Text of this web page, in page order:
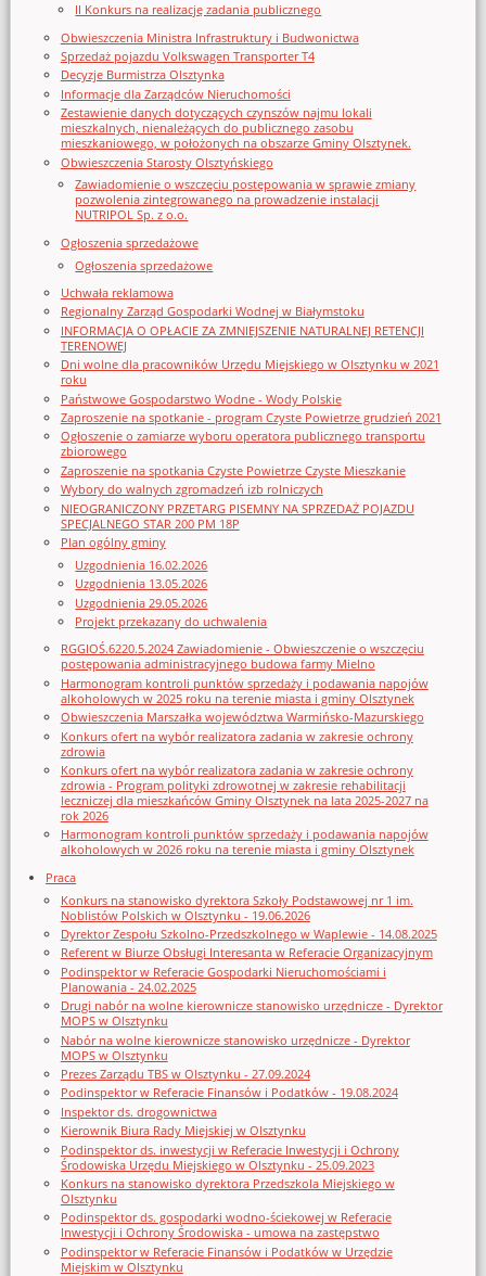
II Konkurs na realizację zadania publicznego
Obwieszczenia Ministra Infrastruktury i Budwonictwa
Sprzedaż pojazdu Volkswagen Transporter T4
Decyzje Burmistrza Olsztynka
Informacje dla Zarządców Nieruchomości
Zestawienie danych dotyczących czynszów najmu lokali
mieszkalnych, nienależących do publicznego zasobu
mieszkaniowego, w położonych na obszarze Gminy Olsztynek.
Obwieszczenia Starosty Olsztyńskiego
Zawiadomienie o wszczęciu postępowania w sprawie zmiany
pozwolenia zintegrowanego na prowadzenie instalacji
NUTRIPOL Sp. z o.o.
Ogłoszenia sprzedażowe
Ogłoszenia sprzedażowe
Uchwała reklamowa
Regionalny Zarząd Gospodarki Wodnej w Białymstoku
INFORMACJA O OPŁACIE ZA ZMNIEJSZENIE NATURALNEJ RETENCJI
TERENOWEJ
Dni wolne dla pracowników Urzędu Miejskiego w Olsztynku w 2021
roku
Państwowe Gospodarstwo Wodne - Wody Polskie
Zaproszenie na spotkanie - program Czyste Powietrze grudzień 2021
Ogłoszenie o zamiarze wyboru operatora publicznego transportu
zbiorowego
Zaproszenie na spotkania Czyste Powietrze Czyste Mieszkanie
Wybory do walnych zgromadzeń izb rolniczych
NIEOGRANICZONY PRZETARG PISEMNY NA SPRZEDAŻ POJAZDU
SPECJALNEGO STAR 200 PM 18P
Plan ogólny gminy
Uzgodnienia 16.02.2026
Uzgodnienia 13.05.2026
Uzgodnienia 29.05.2026
Projekt przekazany do uchwalenia
RGGIOŚ.6220.5.2024 Zawiadomienie - Obwieszczenie o wszczęciu
postępowania administracyjnego budowa farmy Mielno
Harmonogram kontroli punktów sprzedaży i podawania napojów
alkoholowych w 2025 roku na terenie miasta i gminy Olsztynek
Obwieszczenia Marszałka województwa Warmińsko-Mazurskiego
Konkurs ofert na wybór realizatora zadania w zakresie ochrony
zdrowia
Konkurs ofert na wybór realizatora zadania w zakresie ochrony
zdrowia - Program polityki zdrowotnej w zakresie rehabilitacji
leczniczej dla mieszkańców Gminy Olsztynek na lata 2025-2027 na
rok 2026
Harmonogram kontroli punktów sprzedaży i podawania napojów
alkoholowych w 2026 roku na terenie miasta i gminy Olsztynek
Praca
Konkurs na stanowisko dyrektora Szkoły Podstawowej nr 1 im.
Noblistów Polskich w Olsztynku - 19.06.2026
Dyrektor Zespołu Szkolno-Przedszkolnego w Waplewie - 14.08.2025
Referent w Biurze Obsługi Interesanta w Referacie Organizacyjnym
Podinspektor w Referacie Gospodarki Nieruchomościami i
Planowania - 24.02.2025
Drugi nabór na wolne kierownicze stanowisko urzędnicze - Dyrektor
MOPS w Olsztynku
Nabór na wolne kierownicze stanowisko urzędnicze - Dyrektor
MOPS w Olsztynku
Prezes Zarządu TBS w Olsztynku - 27.09.2024
Podinspektor w Referacie Finansów i Podatków - 19.08.2024
Inspektor ds. drogownictwa
Kierownik Biura Rady Miejskiej w Olsztynku
Podinspektor ds. inwestycji w Referacie Inwestycji i Ochrony
Środowiska Urzędu Miejskiego w Olsztynku - 25.09.2023
Konkurs na stanowisko dyrektora Przedszkola Miejskiego w
Olsztynku
Podinspektor ds. gospodarki wodno-ściekowej w Referacie
Inwestycji i Ochrony Środowiska - umowa na zastępstwo
Podinspektor w Referacie Finansów i Podatków w Urzędzie
Miejskim w Olsztynku